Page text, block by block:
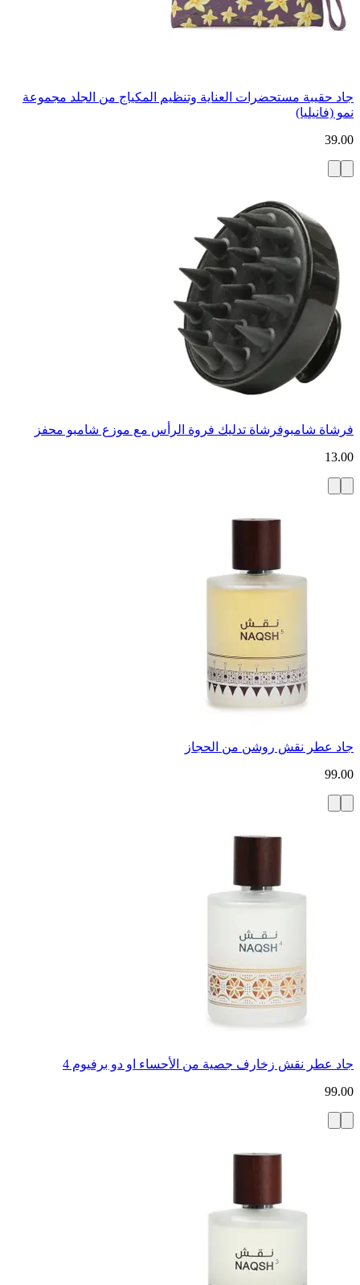
جاد حقيبة مستحضرات العناية وتنظيم المكياج من الجلد مجموعة
نمو (فانيليا)
39.00
فرشاة شامبوفرشاة تدليك فروة الرأس مع موزع شامبو محفز
13.00
جاد عطر نقش روشن من الحجاز
99.00
جاد عطر نقش زخارف جصية من الأحساء او دو برفيوم 4
99.00